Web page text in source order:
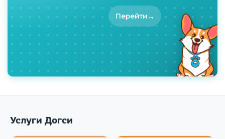
Перейти→
Услуги Догси